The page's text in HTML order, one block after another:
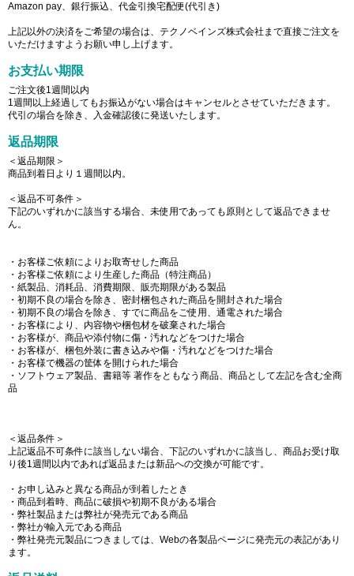
Amazon pay、銀行振込、代金引換宅配便(代引き)
上記以外の決済をご希望の場合は、テクノベインズ株式会社まで直接ご注文を
いただけますようお願い申し上げます。
お支払い期限
ご注文後1週間以内
1週間以上経過してもお振込がない場合はキャンセルとさせていただきます。
代引の場合を除き、入金確認後に発送いたします。
返品期限
＜返品期限＞
商品到着日より１週間以内。
＜返品不可条件＞
下記のいずれかに該当する場合、未使用であっても原則として返品できませ
ん。
・お客様ご依頼によりお取寄せした商品
・お客様ご依頼により生産した商品（特注商品）
・紙製品、消耗品、消費期限、販売期限がある製品
・初期不良の場合を除き、密封梱包された商品を開封された場合
・初期不良の場合を除き、すでに商品をご使用、通電された場合
・お客様により、内容物や梱包材を破棄された場合
・お客様が、商品や添付物に傷・汚れなどをつけた場合
・お客様が、梱包外装に書き込みや傷・汚れなどをつけた場合
・お客様で機器の筐体を開けられた場合
・ソフトウェア製品、書籍等 著作をともなう商品、商品として左記を含む全商
品
＜返品条件＞
上記返品不可条件に該当しない場合、下記のいずれかに該当し、商品お受け取
り後1週間以内であれば返品または新品への交換が可能です。
・お申し込みと異なる商品が到着したとき
・商品到着時、商品に破損や初期不良がある場合
・弊社製品または弊社が発売元である商品
・弊社が輸入元である商品
・弊社発売元製品につきましては、Webの各製品ページに発売元の表記があり
ます。